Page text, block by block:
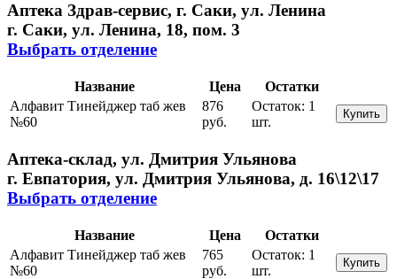
Аптека Здрав-сервис, г. Саки, ул. Ленина
г. Саки, ул. Ленина, 18, пом. 3
Выбрать отделение
Название Цена
Остатки
Алфавит Тинейджер таб жев
№60
876
руб.
Остаток: 1
шт.
Купить
Аптека-склад, ул. Дмитрия Ульянова
г. Евпатория, ул. Дмитрия Ульянова, д. 16\12\17
Выбрать отделение
Название Цена
Остатки
Алфавит Тинейджер таб жев
№60
765
руб.
Остаток: 1
шт.
Купить